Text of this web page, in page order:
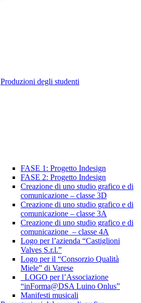
Produzioni degli studenti
FASE 1: Progetto Indesign
FASE 2: Progetto Indesign
Creazione di uno studio grafico e di
comunicazione – classe 3D
Creazione di uno studio grafico e di
comunicazione – classe 3A
Creazione di uno studio grafico e di
comunicazione – classe 4A
Logo per l’azienda “Castiglioni
Valves S.r.l.”
Logo per il “Consorzio Qualità
Miele” di Varese
LOGO per l’Associazione
“inForma@DSA Luino Onlus”
Manifesti musicali